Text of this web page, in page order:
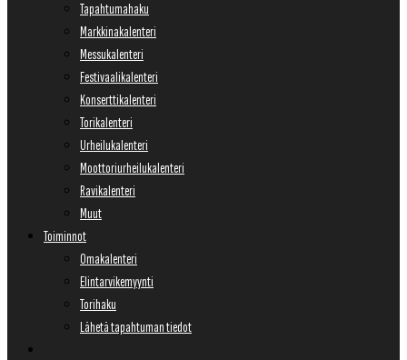
Tapahtumahaku
Markkinakalenteri
Messukalenteri
Festivaalikalenteri
Konserttikalenteri
Torikalenteri
Urheilukalenteri
Moottoriurheilukalenteri
Ravikalenteri
Muut
Toiminnot
Omakalenteri
Elintarvikemyynti
Torihaku
Lähetä tapahtuman tiedot